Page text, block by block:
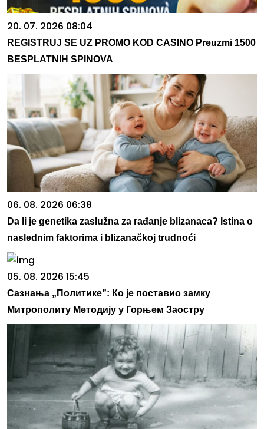
20. 07. 2026 08:04
REGISTRUJ SE UZ PROMO KOD CASINO Preuzmi 1500
BESPLATNIH SPINOVA
06. 08. 2026 06:38
Da li je genetika zaslužna za rađanje blizanaca? Istina o
naslednim faktorima i blizanačkoj trudnoći
05. 08. 2026 15:45
Сазнања „Политике”: Ко је поставио замку
Митрополиту Методију у Горњем Заостру